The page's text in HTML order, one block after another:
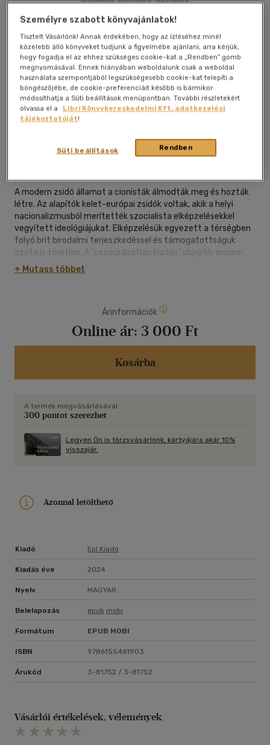
Beleolvasok
A modern zsidó államot a cionisták álmodták meg és hozták
létre. Az alapítók kelet-európai zsidók voltak, akik a helyi
nacionalizmusból merítették szocialista elképzelésekkel
vegyített ideológiájukat. Elképzelésük egyezett a térségben
folyó brit birodalmi terjeszkedéssel és támogatottságuk
azóta is töretlen. A "cenzúrázatlan kiadás" objektív módon
tárgyalja a történelmi tényeket, a tabutémákat, és nem
utolsó sorban a palesztinok helyzetét a megszállt
konfliktusban betöltött szerepére, valamint a konzervatív
zsidó és fundamentalista keresztény lobbikra. A könyv
számos, magyarul első közlésben megjelenő, kordokumentum
értékű forrásanyagot mutat be.
+ Mutass többet
Árinformációk
Online ár: 3 000 Ft
Kosárba
A termék megvásárlásával
300 pontot szerezhet
Legyen Ön is törzsvásárlónk, kártyájára akár 10%
visszajár.
Azonnal letölthető
Kiadó Epl Kiadó
Kiadás éve 2024
Nyelv MAGYAR
Belelapozás epub mobi
Formátum EPUB MOBI
ISBN 9786155461903
Árukód 3-81752 / 3-81752
Vásárlói értékelések, vélemények
Személyre szabott könyvajánlatok!
Tisztelt Vásárlónk! Annak érdekében, hogy az ízléséhez minél
közelebb álló könyveket tudjunk a figyelmébe ajánlani, arra kérjük,
hogy fogadja el az ehhez szükséges cookie-kat a „Rendben” gomb
megnyomásával. Ennek hiányában weboldalunk csak a weboldal
használata szempontjából legszükségesebb cookie-kat telepíti a
böngészőjébe, de cookie-preferenciáit később is bármikor
módosíthatja a Süti beállítások menüpontban. További részletekért
olvassa el a
Libri Könyvkereskedelmi Kft. adatkezelési
tájékoztatóját!
Rendben
Süti beállítások